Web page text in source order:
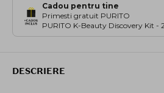
Cadou pentru tine
Primesti gratuit PURITO
PURITO K-Beauty Discovery Kit -
DESCRIERE